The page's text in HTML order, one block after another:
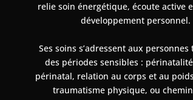
relie soin énergétique, écoute active
développement personnel.
Ses soins s’adressent aux
des périodes sensibles :
périnatal, relation au corps et au
traumatisme physique, ou